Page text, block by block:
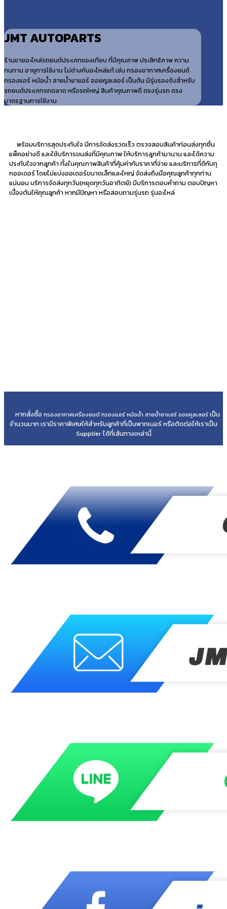
JMT AUTOPARTS
ร้านขายอะไหล่รถยนต์ประเภทของเทียบ ที่มีคุณภาพ ประสิทธิภาพ ความ
ทนทาน อายุการใช้งาน ไม่ต่างกับอะไหล่แท้ เช่น กรองอากาศเครื่องยนต์
กรองแอร์ หม้อน้ำ สายน้ำยาแอร์ ออยคูลเลอร์ เป็นต้น มีรุ่นรองรับสำหรับ
รถยนต์ประเภทรถตลาด หรือรถใหญ่ สินค้าคุณภาพดี ตรงรุ่นรถ ตรง
มาตรฐานการใช้งาน
พร้อมบริการสุดประทับใจ มีการจัดส่งรวดเร็ว ตรวจสอบสินค้าก่อนส่งทุกชิ้น
แพ็คอย่างดี และใช้บริการขนส่งที่มีคุณภาพ ให้บริการลูกค้ามานาน และได้ความ
ประทับใจจากลูกค้า ทั้งในคุณภาพสินค้าที่คุ้มค่ากับราคาที่จ่าย และบริการที่ดีกับทุ
กออเดอร์ โดยไม่แบ่งออเดอร์ขนาดเล็กและใหญ่ จัดส่งถึงมือคุณลูกค้าทุกท่าน
แน่นอน บริการจัดส่งทุกวัน(หยุดทุกวันอาทิตย์) มีบริการตอบคำถาม ตอบปัญหา
เบื้องต้นให้คุณลูกค้า หากมีปัญหา หรือสอบถามรุ่นรถ รุ่นอะไหล่
หากสั่งซื้อ กรองอากาศเครื่องยนต์ กรองแอร์ หม้อน้ำ สายน้ำยาแอร์ ออยคูลเลอร์เป็น
จำนวนมาก เรามีราคาพิเศษให้สำหรับลูกค้าที่เป็นพาทเนอร์ หรือติดต่อให้เราเป็น
Supplier ได้ที่เส้นทางเหล่านี้